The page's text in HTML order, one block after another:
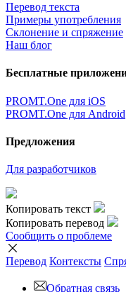
Перевод текста
Примеры употребления
Склонение и спряжение
Наш блог
Бесплатные
PROMT.One для iOS
PROMT.One для Android
Предложения
Для разработчиков
Копировать текст
Копировать перевод
Сообщить о проблеме
Перевод Контексты
Обратная связь